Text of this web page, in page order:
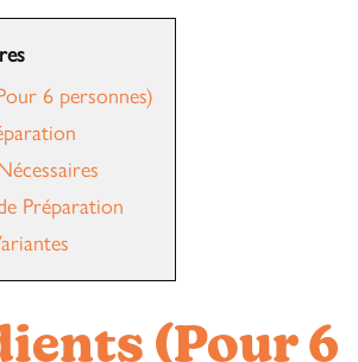
6 personnes)
Préparation
(Pour 6